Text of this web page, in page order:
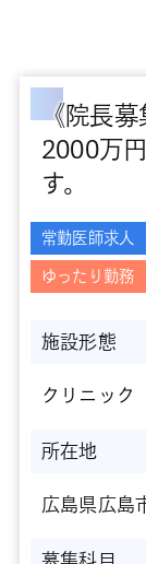
《院長募
2000万
す。
常勤医師求人
ゆったり勤務
施設形態
クリニック
所在地
広島県広島
募集科目